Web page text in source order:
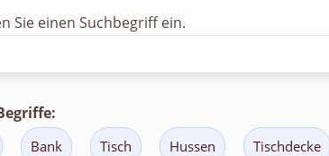
Sie einen Suchbegriff ein.
Bank Tisch Hussen Tischdecke